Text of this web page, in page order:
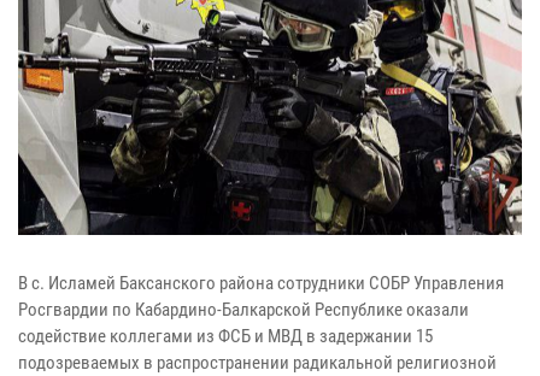
В с. Исламей Баксанского района сотрудники СОБР Управления
Росгвардии по Кабардино-Балкарской Республике оказали
содействие коллегами из ФСБ и МВД в задержании 15
подозреваемых в распространении радикальной религиозной